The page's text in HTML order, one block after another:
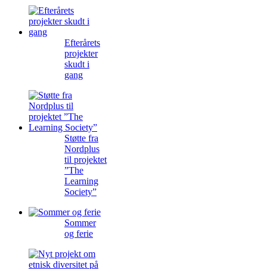
Efterårets
projekter
skudt i
gang
Støtte fra
Nordplus
til projektet
”The
Learning
Society”
Sommer
og ferie